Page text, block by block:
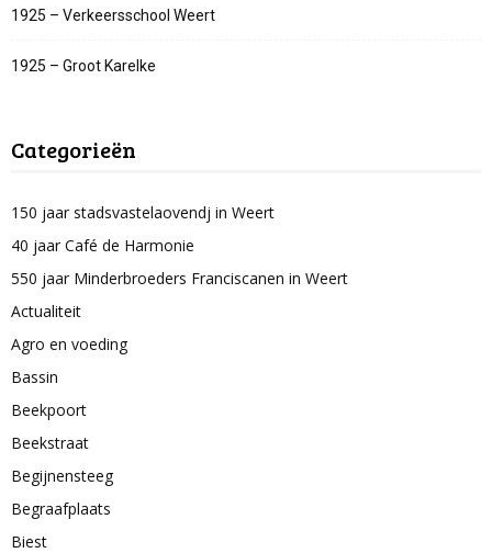
1925 – Verkeersschool Weert
1925 – Groot Karelke
Categorieën
150 jaar stadsvastelaovendj in Weert
40 jaar Café de Harmonie
550 jaar Minderbroeders Franciscanen in Weert
Actualiteit
Agro en voeding
Bassin
Beekpoort
Beekstraat
Begijnensteeg
Begraafplaats
Biest